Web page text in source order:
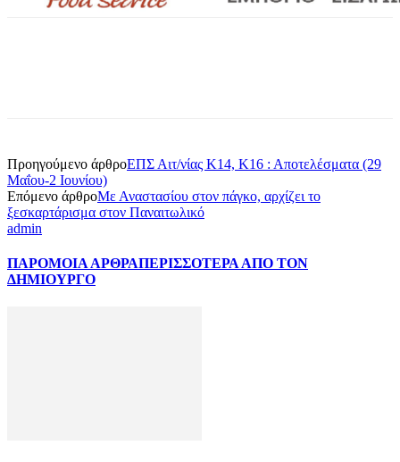
Προηγούμενο άρθροΕΠΣ Αιτ/νίας Κ14, Κ16 : Αποτελέσματα (29
Μαΐου-2 Ιουνίου)
Επόμενο άρθροΜε Αναστασίου στον πάγκο, αρχίζει το
ξεσκαρτάρισμα στον Παναιτωλικό
admin
ΠΑΡΟΜΟΙΑ ΑΡΘΡΑΠΕΡΙΣΣΟΤΕΡΑ ΑΠΟ ΤΟΝ
ΔΗΜΙΟΥΡΓΟ